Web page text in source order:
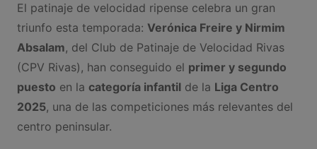
El patinaje de velocidad ripense celebra un gran
triunfo esta temporada: Verónica Freire y Nirmim
Absalam, del Club de Patinaje de Velocidad Rivas
(CPV Rivas), han conseguido el primer y segundo
puesto en la categoría infantilde la Liga Centro
2025, una de las competiciones más relevantes del
centro peninsular.